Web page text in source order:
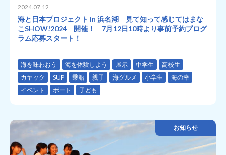
2024.07.12
海と日本プロジェクト in 浜名湖 見て知って感じてはまな
こSHOW!2024 開催！ 7月12日10時より事前予約プログ
ラム応募スタート！
海を味わおう 海を体験しよう 展示 中学生
高校生
カヤック
SUP 乗船 親子 海グルメ 小学生
海の幸
イベント
ボート 子ども
お知らせ